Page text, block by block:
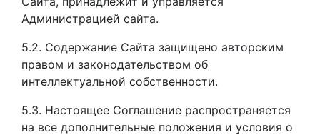
Администрацией сайта.
5.2. Содержание Сайта защищено авторским
правом и законодательством об
интеллектуальной собственности.
5.3. Настоящее Соглашение распространяется
на все дополнительные положения и условия о